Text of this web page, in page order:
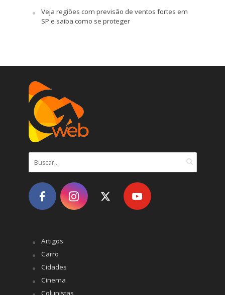
Veja regiões com previsão de ventos fortes em
SP e saiba como se proteger
Artigos
Carro
Cidades
Cinema
Colunistas